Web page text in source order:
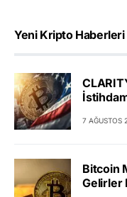
Yeni Kripto Haberleri
7 AĞUSTOS
Bitcoin
Gelirler